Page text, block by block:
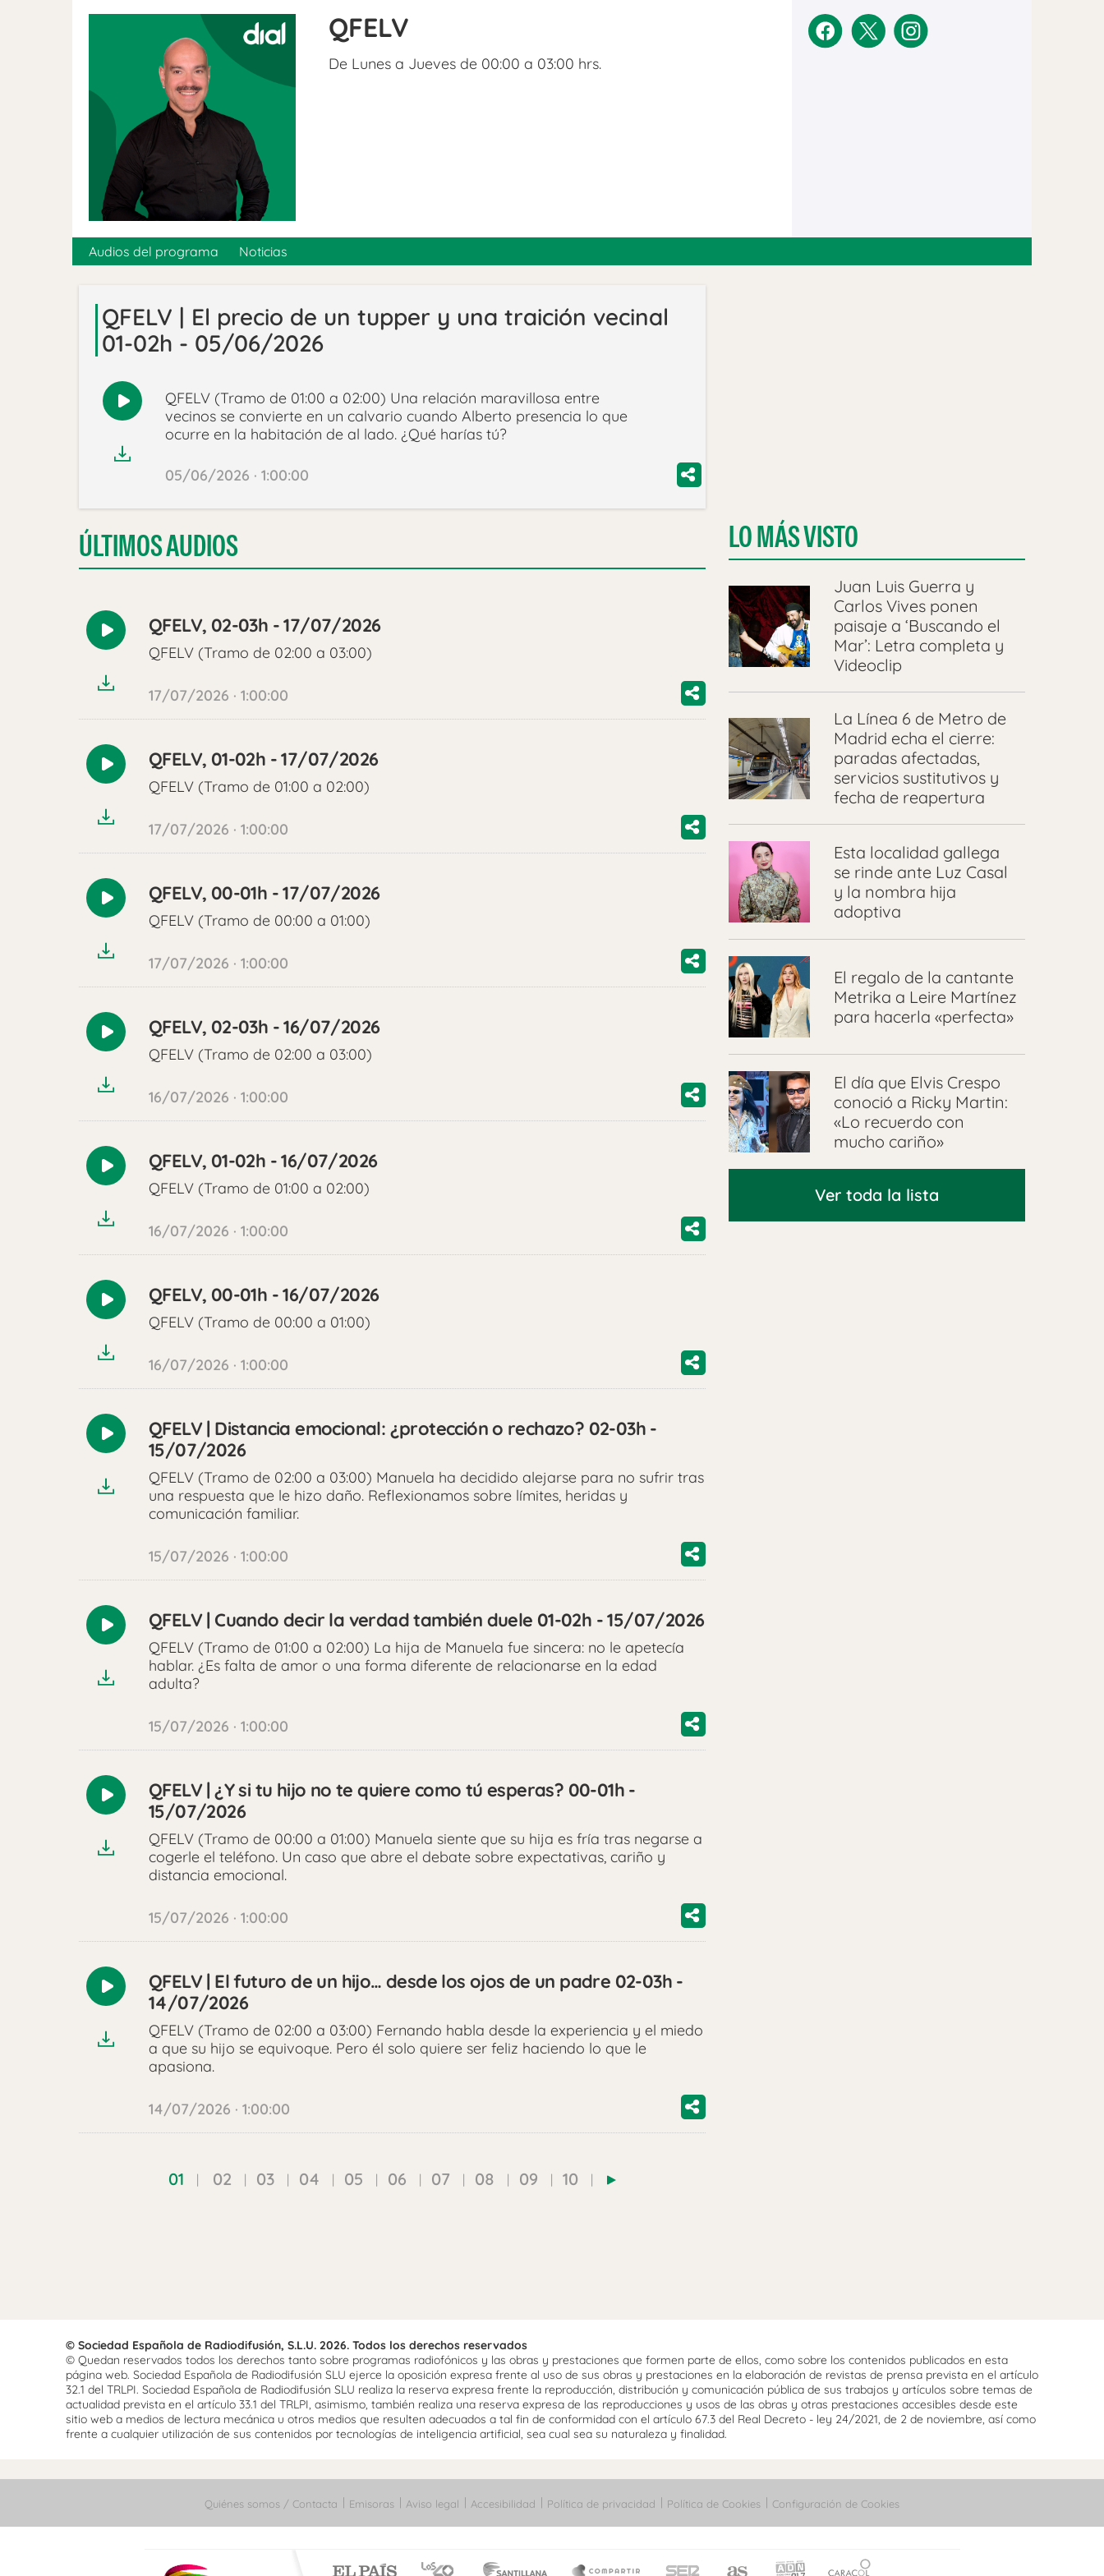
QFELV
De Lunes a Jueves de 00:00 a 03:00 hrs.
Audios del programa Noticias
QFELV | El precio de un tupper y una traición vecinal
01-02h - 05/06/2026
Reproducir
QFELV (Tramo de 01:00 a 02:00) Una relación maravillosa entre
vecinos se convierte en un calvario cuando Alberto presencia lo que
ocurre en la habitación de al lado. ¿Qué harías tú?
05/06/2026 · 1:00:00
ÚLTIMOS AUDIOS
Reproducir
QFELV, 02-03h - 17/07/2026
QFELV (Tramo de 02:00 a 03:00)
17/07/2026 · 1:00:00
Reproducir
QFELV, 01-02h - 17/07/2026
QFELV (Tramo de 01:00 a 02:00)
17/07/2026 · 1:00:00
Reproducir
QFELV, 00-01h - 17/07/2026
QFELV (Tramo de 00:00 a 01:00)
17/07/2026 · 1:00:00
Reproducir
QFELV, 02-03h - 16/07/2026
QFELV (Tramo de 02:00 a 03:00)
16/07/2026 · 1:00:00
Reproducir
QFELV, 01-02h - 16/07/2026
QFELV (Tramo de 01:00 a 02:00)
16/07/2026 · 1:00:00
Reproducir
QFELV, 00-01h - 16/07/2026
QFELV (Tramo de 00:00 a 01:00)
16/07/2026 · 1:00:00
Reproducir
QFELV | Distancia emocional: ¿protección o rechazo? 02-03h -
15/07/2026
QFELV (Tramo de 02:00 a 03:00) Manuela ha decidido alejarse para no sufrir tras
una respuesta que le hizo daño. Reflexionamos sobre límites, heridas y
comunicación familiar.
15/07/2026 · 1:00:00
Reproducir
QFELV | Cuando decir la verdad también duele 01-02h - 15/07/2026
QFELV (Tramo de 01:00 a 02:00) La hija de Manuela fue sincera: no le apetecía
hablar. ¿Es falta de amor o una forma diferente de relacionarse en la edad
adulta?
15/07/2026 · 1:00:00
Reproducir
QFELV | ¿Y si tu hijo no te quiere como tú esperas? 00-01h -
15/07/2026
QFELV (Tramo de 00:00 a 01:00) Manuela siente que su hija es fría tras negarse a
cogerle el teléfono. Un caso que abre el debate sobre expectativas, cariño y
distancia emocional.
15/07/2026 · 1:00:00
Reproducir
QFELV | El futuro de un hijo… desde los ojos de un padre 02-03h -
14/07/2026
QFELV (Tramo de 02:00 a 03:00) Fernando habla desde la experiencia y el miedo
a que su hijo se equivoque. Pero él solo quiere ser feliz haciendo lo que le
apasiona.
14/07/2026 · 1:00:00
01 02 03 04 05 06 07 08 09 10
LO MÁS VISTO
Juan Luis Guerra y
Carlos Vives ponen
paisaje a ‘Buscando el
Mar’: Letra completa y
Videoclip
La Línea 6 de Metro de
Madrid echa el cierre:
paradas afectadas,
servicios sustitutivos y
fecha de reapertura
Esta localidad gallega
se rinde ante Luz Casal
y la nombra hija
adoptiva
El regalo de la cantante
Metrika a Leire Martínez
para hacerla «perfecta»
El día que Elvis Crespo
conoció a Ricky Martin:
«Lo recuerdo con
mucho cariño»
Ver toda la lista
© Sociedad Española de Radiodifusión, S.L.U. 2026. Todos los derechos reservados
© Quedan reservados todos los derechos tanto sobre programas radiofónicos y las obras y prestaciones que formen parte de ellos, como sobre los contenidos publicados en esta
página web. Sociedad Española de Radiodifusión SLU ejerce la oposición expresa frente al uso de sus obras y prestaciones en la elaboración de revistas de prensa prevista en el artículo
32.1 del TRLPI. Sociedad Española de Radiodifusión SLU realiza la reserva expresa frente la reproducción, distribución y comunicación pública de sus trabajos y artículos sobre temas de
actualidad prevista en el artículo 33.1 del TRLPI, asimismo, también realiza una reserva expresa de las reproducciones y usos de las obras y otras prestaciones accesibles desde este
sitio web a medios de lectura mecánica u otros medios que resulten adecuados a tal fin de conformidad con el artículo 67.3 del Real Decreto - ley 24/2021, de 2 de noviembre, así como
frente a cualquier utilización de sus contenidos por tecnologías de inteligencia artificial, sea cual sea su naturaleza y finalidad.
Quiénes somos / Contacta Emisoras Aviso legal Accesibilidad Política de privacidad Política de Cookies Configuración de Cookies